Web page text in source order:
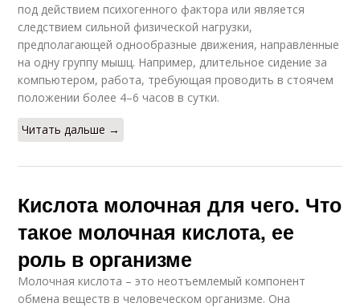
под действием психогенного фактора или является
следствием сильной физической нагрузки,
предполагающей однообразные движения, направленные
на одну группу мышц. Например, длительное сидение за
компьютером, работа, требующая проводить в стоячем
положении более 4–6 часов в сутки.
Читать дальше →
Кислота молочная для чего. Что
такое молочная кислота, ее
роль в организме
Молочная кислота – это неотъемлемый компонент
обмена веществ в человеческом организме. Она